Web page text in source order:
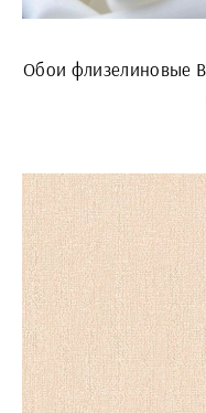
Обои флизелиновые